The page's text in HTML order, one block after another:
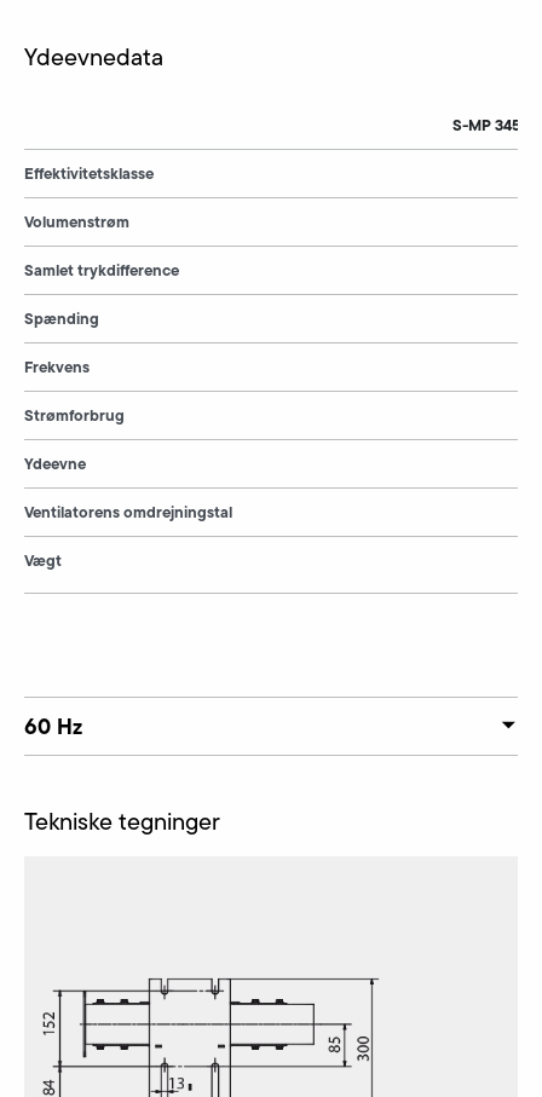
Ydeevnedata
Effektivitetsklasse
Volumenstrøm
Samlet trykdifference
Spænding
Frekvens
Strømforbrug
Ydeevne
Ventilatorens omdrejningstal
Vægt
S-MP 345/
60 Hz
Tekniske tegninger